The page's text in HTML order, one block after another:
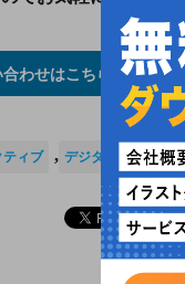
わせはこちらから
ティブ , デジタルコンテンツ